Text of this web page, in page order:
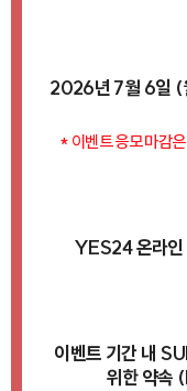
2026년 7월 6일
* 이벤트 응모 마감
YES24 온라
이벤트 기간 내
위한 약속